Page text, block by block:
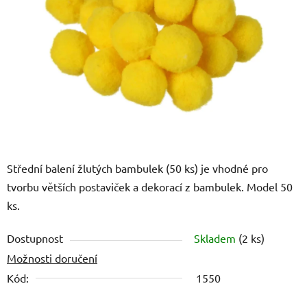
Střední balení žlutých bambulek (50 ks) je vhodné pro
tvorbu větších postaviček a dekorací z bambulek. Model 50
ks.
Dostupnost Skladem (2 ks)
Možnosti doručení
Kód:
1550